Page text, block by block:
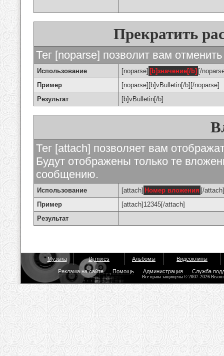
Прекратить
Тег [noparse] позволит вам
Использование [noparse] [b]значение[/b] [/
Пример
[noparse][b]vBulletin[/b][/noparse]
Результат
[b]vBulletin[/b]
Тег [attach] позволяет вам
Будут отображены только те
сообщению.
Использование [attach] Номер вложения [/attach]
Пример
[attach]12345[/attach]
Результат
Музыка Dj mixes Альбомы Видеоклипы
Реклама на сайте Помощь Администрация Служба
Все права защищены © 2007-2026